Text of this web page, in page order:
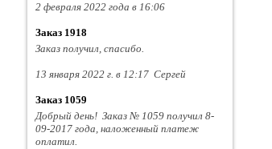
2 февраля 2022 года в 16:06
Заказ 1918
Заказ получил, спасибо.
13 января 2022 г. в 12:17 Сергей
Заказ 1059
Добрый день! Заказ № 1059 получил 8-
09-2017 года, наложенный платеж
оплатил.